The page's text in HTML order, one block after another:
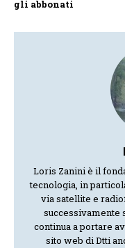
gli abbonati
Loris Zanini è il
tecnologia, in
via satellite e
successivamente
continua a portare
sito web di Dtti